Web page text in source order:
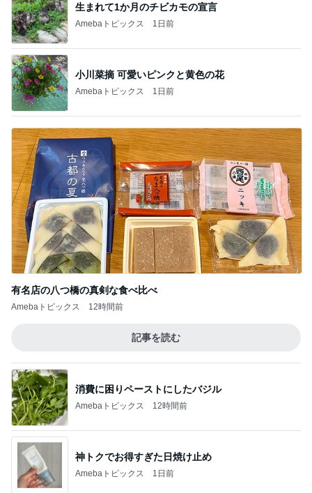
生まれて1か月のチビカモの宣言
Amebaトピックス 1日前
小川菜摘 可愛いピンクと黄色の花
Amebaトピックス 1日前
有名店の八つ橋の真剣な食べ比べ
Amebaトピックス 12時間前
記事を読む
消費に困りペーストにしたバジル
Amebaトピックス 12時間前
神トクでお得すぎた日焼け止め
Amebaトピックス 1日前